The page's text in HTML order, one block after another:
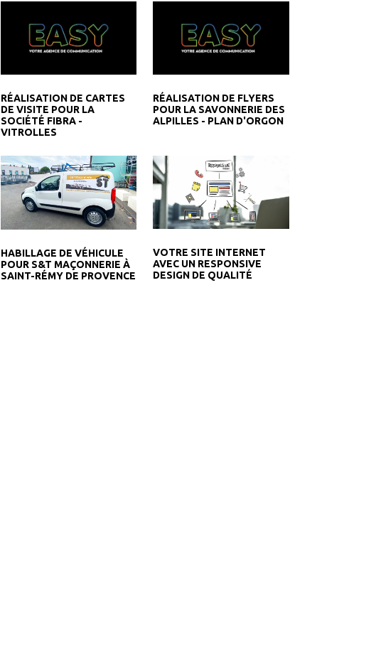
RÉALISATION DE CARTES
DE VISITE POUR LA
SOCIÉTÉ FIBRA -
VITROLLES
RÉALISATION DE FLYERS
POUR LA SAVONNERIE DES
ALPILLES - PLAN D'ORGON
HABILLAGE DE VÉHICULE
POUR S&T MAÇONNERIE À
SAINT-RÉMY DE PROVENCE
VOTRE SITE INTERNET
AVEC UN RESPONSIVE
DESIGN DE QUALITÉ